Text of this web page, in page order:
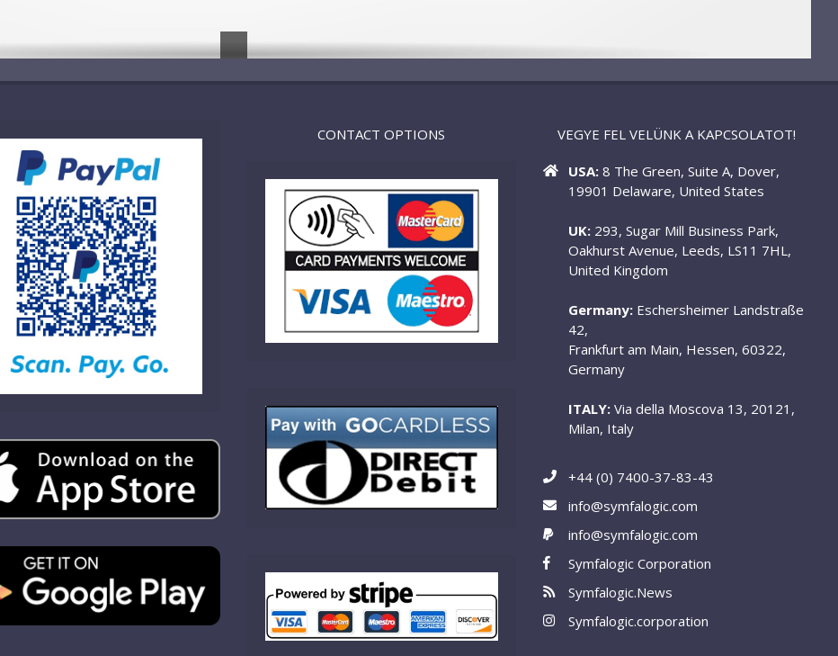
CONTACT OPTIONS VEGYE FEL VELÜNK A KAPCSOLATOT!
USA: 8 The Green, Suite A, Dover,
19901 Delaware, United States
UK: 293, Sugar Mill Business Park,
Oakhurst Avenue, Leeds, LS11 7HL,
United Kingdom
Germany: Eschersheimer Landstraße
42,
Frankfurt am Main, Hessen, 60322,
Germany
ITALY: Via della Moscova 13, 20121,
Milan, Italy
+44 (0) 7400-37-83-43
info@symfalogic.com
info@symfalogic.com
Symfalogic Corporation
Symfalogic.News
Symfalogic.corporation